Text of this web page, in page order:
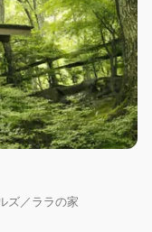
／ララの家